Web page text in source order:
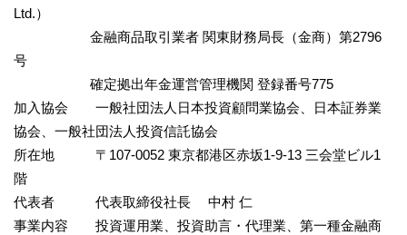
Ltd.）
金融商品取引業者 関東財務局長（金商）第2796
号
確定拠出年金運営管理機関 登録番号775
加入協会 一般社団法人日本投資顧問業協会、日本証券業
協会、一般社団法人投資信託協会
所在地 〒107-0052 東京都港区赤坂1-9-13 三会堂ビル1
階
代表者 代表取締役社長 中村 仁
事業内容 投資運用業、投資助言・代理業、第一種金融商